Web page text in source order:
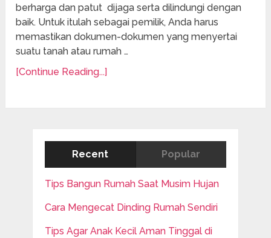
berharga dan patut dijaga serta dilindungi dengan
baik. Untuk itulah sebagai pemilik, Anda harus
memastikan dokumen-dokumen yang menyertai
suatu tanah atau rumah …
[Continue Reading...]
Recent Popular
Tips Bangun Rumah Saat Musim Hujan
Cara Mengecat Dinding Rumah Sendiri
Tips Agar Anak Kecil Aman Tinggal di